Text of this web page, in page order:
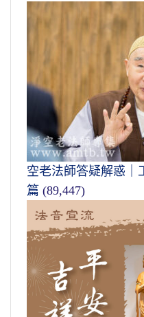
空老法師答疑解惑｜
篇 (89,447)